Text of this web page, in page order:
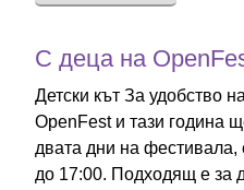
С деца на
Детски кът За удобство
OpenFest и тази година
двата дни на фестивала,
до 17:00. Подходящ е за